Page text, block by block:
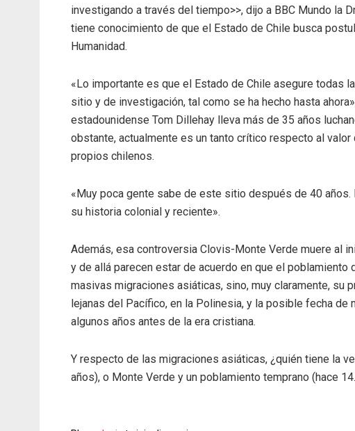
investigando a través del tiempo>>, dijo a BBC Mundo la
tiene conocimiento de que el Estado de Chile busca
Humanidad.
«Lo importante es que el Estado de Chile asegure todas
sitio y de investigación, tal como se ha hecho hasta
estadounidense Tom Dillehay lleva más de 35 años
obstante, actualmente es un tanto crítico respecto al
propios chilenos.
«Muy poca gente sabe de este sitio después de 40
su historia colonial y reciente».
Además, esa controversia Clovis-Monte Verde muere al
y de allá parecen estar de acuerdo en que el
masivas migraciones asiáticas, sino, muy claramente, su
lejanas del Pacífico, en la Polinesia, y la posible fecha
algunos años antes de la era cristiana.
Y respecto de las migraciones asiáticas, ¿quién tiene la
años), o Monte Verde y un poblamiento temprano (hace